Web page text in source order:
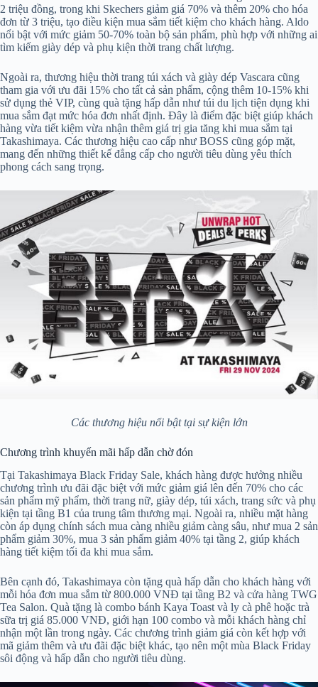
2 triệu đồng, trong khi Skechers giảm giá 70% và thêm 20% cho hóa
đơn từ 3 triệu, tạo điều kiện mua sắm tiết kiệm cho khách hàng. Aldo
nổi bật với mức giảm 50-70% toàn bộ sản phẩm, phù hợp với những ai
tìm kiếm giày dép và phụ kiện thời trang chất lượng.
Ngoài ra, thương hiệu thời trang túi xách và giày dép Vascara cũng
tham gia với ưu đãi 15% cho tất cả sản phẩm, cộng thêm 10-15% khi
sử dụng thẻ VIP, cùng quà tặng hấp dẫn như túi du lịch tiện dụng khi
mua sắm đạt mức hóa đơn nhất định. Đây là điểm đặc biệt giúp khách
hàng vừa tiết kiệm vừa nhận thêm giá trị gia tăng khi mua sắm tại
Takashimaya. Các thương hiệu cao cấp như BOSS cũng góp mặt,
mang đến những thiết kế đẳng cấp cho người tiêu dùng yêu thích
phong cách sang trọng.
Các thương hiệu nổi bật tại sự kiện lớn
Chương trình khuyến mãi hấp dẫn chờ đón
Tại Takashimaya Black Friday Sale, khách hàng được hưởng nhiều
chương trình ưu đãi đặc biệt với mức giảm giá lên đến 70% cho các
sản phẩm mỹ phẩm, thời trang nữ, giày dép, túi xách, trang sức và phụ
kiện tại tầng B1 của trung tâm thương mại. Ngoài ra, nhiều mặt hàng
còn áp dụng chính sách mua càng nhiều giảm càng sâu, như mua 2 sản
phẩm giảm 30%, mua 3 sản phẩm giảm 40% tại tầng 2, giúp khách
hàng tiết kiệm tối đa khi mua sắm.
Bên cạnh đó, Takashimaya còn tặng quà hấp dẫn cho khách hàng với
mỗi hóa đơn mua sắm từ 800.000 VNĐ tại tầng B2 và cửa hàng TWG
Tea Salon. Quà tặng là combo bánh Kaya Toast và ly cà phê hoặc trà
sữa trị giá 85.000 VNĐ, giới hạn 100 combo và mỗi khách hàng chỉ
nhận một lần trong ngày. Các chương trình giảm giá còn kết hợp với
mã giảm thêm và ưu đãi đặc biệt khác, tạo nên một mùa Black Friday
sôi động và hấp dẫn cho người tiêu dùng.